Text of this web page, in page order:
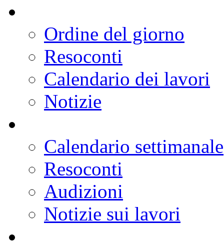
Ordine del giorno
Resoconti
Calendario dei lavori
Notizie
Calendario settimanale
Resoconti
Audizioni
Notizie sui lavori